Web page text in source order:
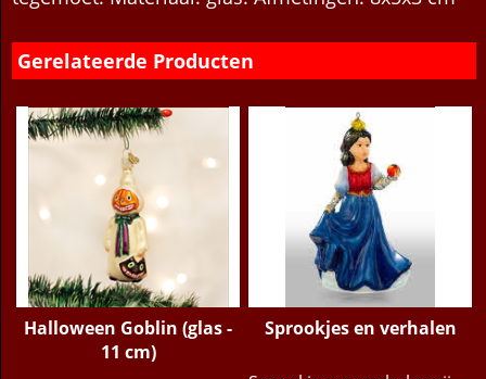
Gerelateerde Producten
Halloween Goblin (glas -
11 cm)
Sprookjes en verhalen